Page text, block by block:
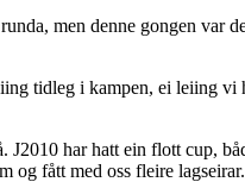
men denne gongen var
tidleg i kampen, ei leiing
har hatt ein flott cup,
og fått med oss fleire lagseirar.